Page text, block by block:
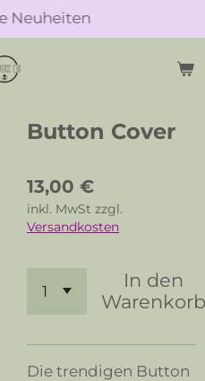
Neuheiten
Button Cover
13,00 €
inkl. MwSt zzgl.
Versandkosten
In den
Die trendigen Button